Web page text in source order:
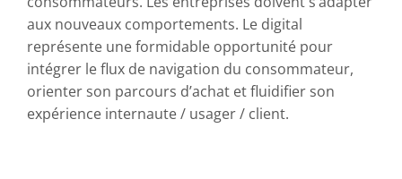
aux nouveaux comportements. Le digital
représente une formidable opportunité pour
intégrer le flux de navigation du consommateur,
orienter son parcours d’achat et fluidifier son
expérience internaute / usager / client.